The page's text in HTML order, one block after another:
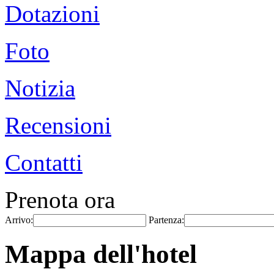
Dotazioni
Foto
Notizia
Recensioni
Contatti
Prenota ora
Arrivo: Partenza:
Mappa dell'hotel